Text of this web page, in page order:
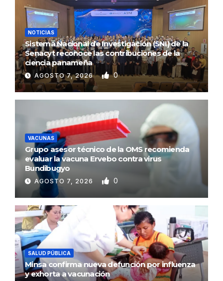
NOTICIAS
Sistema Nacional de Investigación (SNI) de la
Senacyt reconoce las contribuciones de la
ciencia panameña
AGOSTO 7, 2026 0
VACUNAS
Grupo asesor técnico de la OMS recomienda
evaluar la vacuna Ervebo contra virus
Bundibugyo
AGOSTO 7, 2026 0
SALUD PÚBLICA
Minsa confirma nueva defunción por influenza
y exhorta a vacunación